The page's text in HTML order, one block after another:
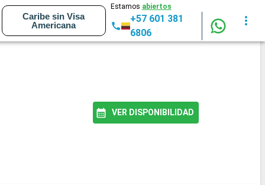
Caribe sin Visa
Americana
Estamos abiertos
+57 601 381
6806
VER DISPONIBILIDAD